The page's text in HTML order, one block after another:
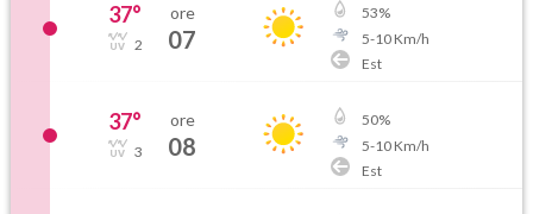
37°
2
ore
07
53%
5-10Km/h
Est
37°
3
ore
08
50%
5-10Km/h
Est